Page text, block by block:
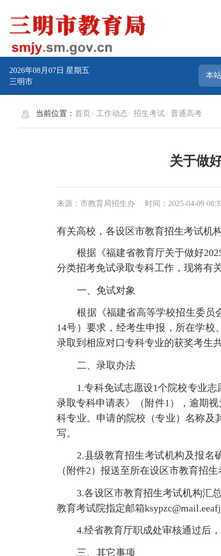
2026年08月07日星期五
三明市
当前位置：首页 工作动态 招生考试 普通高考
关于做
来源：市教育局招生办 时间：2025-04-09
有关高校，各设区市教育招生考试机
根据《福建省教育厅关于做好202
分类招考免试录取专科工作，现将有
一、免试对象
根据《福建省高等学校招生委员
14号）要求，经考生申报，所在学校
录取到相应对口专科专业的获奖考生
二、录取办法
1.专科免试志愿设1个院校专业志
录取专科申请表》（附件1），逾期
科专业。 申请的院校（专业）名称及
写。
2.县级教育招生考试机构及报名
（附件2）报送至所在设区市教育招生
3.各设区市教育招生考试机构汇
教育考试院指定邮箱
4.经省教育厅职成处审核通过后 ，
三、其它事项